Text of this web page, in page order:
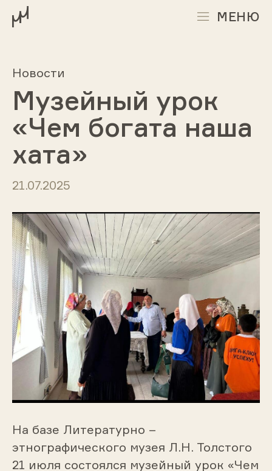
МЕНЮ
Новости
Музейный урок
«Чем богата наша
хата»
21.07.2025
На базе Литературно –
этнографического музея Л.Н. Толстого
21 июля состоялся музейный урок «Чем